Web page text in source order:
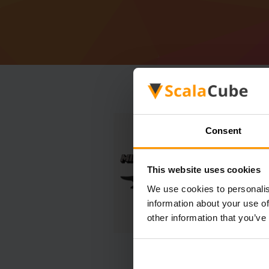
Consent
This website uses cookies
We use cookies to
information about your use
other information that